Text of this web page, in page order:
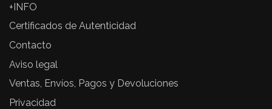
+INFO
Certificados de Autenticidad
Contacto
Aviso legal
Ventas, Envíos, Pagos y Devoluciones
Privacidad